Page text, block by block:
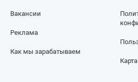
Вакансии
Реклама
Как мы зарабатываем